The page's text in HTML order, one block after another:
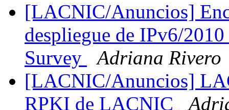
[LACNIC/Anuncios]
despliegue de IPv6/
Survey
Adriana Rivero
[LACNIC/Anuncios]
RPKI de LACNIC